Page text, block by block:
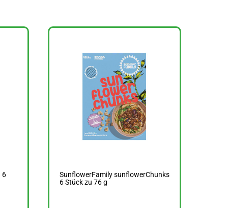
6
SunflowerFamily sunflowerChunks
6 Stück zu 76 g